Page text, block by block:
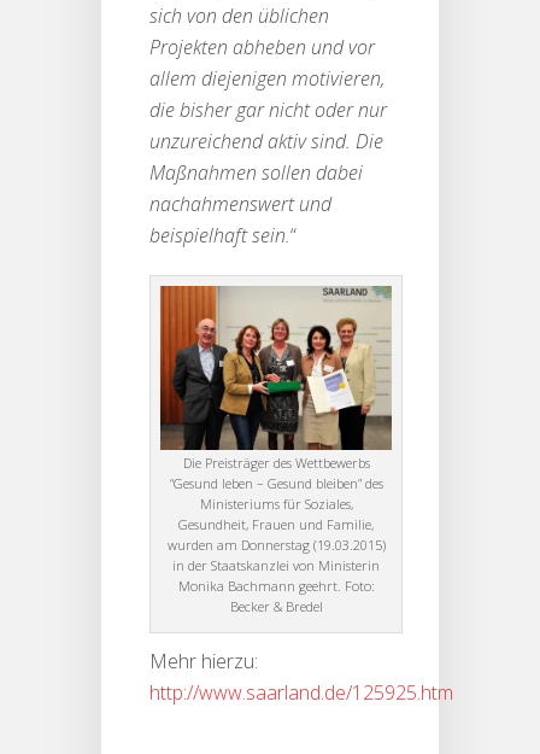
sich von den üblichen
Projekten abheben und vor
allem diejenigen motivieren,
die bisher gar nicht oder nur
unzureichend aktiv sind. Die
Maßnahmen sollen dabei
nachahmenswert und
beispielhaft sein.“
Die Preisträger des Wettbewerbs
“Gesund leben – Gesund bleiben” des
Ministeriums für Soziales,
Gesundheit, Frauen und Familie,
wurden am Donnerstag (19.03.2015)
in der Staatskanzlei von Ministerin
Monika Bachmann geehrt. Foto:
Becker & Bredel
Mehr hierzu:
http://www.saarland.de/125925.htm